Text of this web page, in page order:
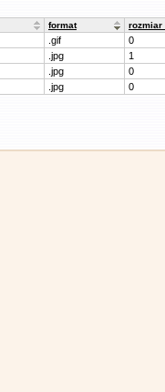
format rozmiar
.gif
0
.jpg
1
.jpg
0
.jpg 0